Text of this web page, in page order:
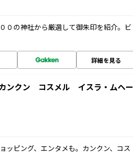
０の神社から厳選して御朱印を紹介。ビ
詳細を見る
ンクン コスメル イスラ・ムヘー
ッピング、エンタメも。カンクン、コス